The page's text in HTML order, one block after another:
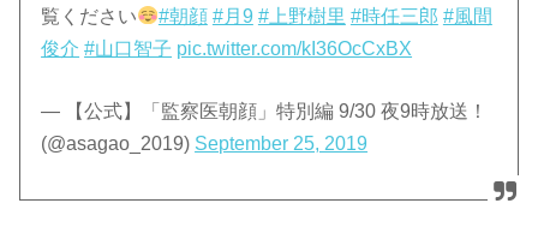
覧ください
#朝顔 #月9 #上野樹里 #時任三郎 #風間
俊介 #山口智子 pic.twitter.com/kI36OcCxBX
— 【公式】「監察医朝顔」特別編 9/30 夜9時放送！
(@asagao_2019) September 25, 2019